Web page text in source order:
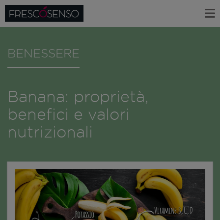
BENESSERE
Banana: proprietà,
benefici e valori
nutrizionali